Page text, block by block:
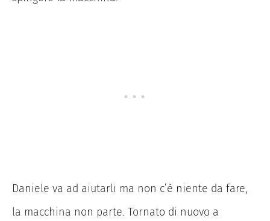
Daniele va ad aiutarli ma non c’è niente da fare,
la macchina non parte. Tornato di nuovo a